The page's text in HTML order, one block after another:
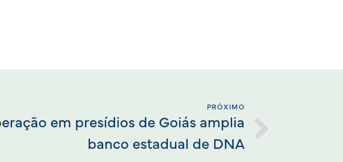
PRÓXIMO
em presídios de Goiás amplia
banco estadual de DNA